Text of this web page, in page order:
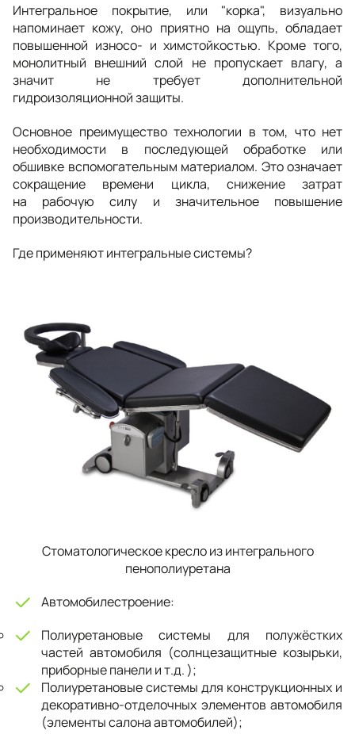
Интегральное покрытие, или "корка", визуально
напоминает кожу, оно приятно на ощупь, обладает
повышенной износо- и химстойкостью. Кроме того,
монолитный внешний слой не пропускает влагу, а
значит не требует дополнительной
гидроизоляционной защиты.
Основное преимущество технологии в том, что нет
необходимости в последующей обработке или
обшивке вспомогательным материалом. Это означает
сокращение времени цикла, снижение затрат
на рабочую силу и значительное повышение
производительности.
Где применяют интегральные системы?
Стоматологическое кресло из интегрального
пенополиуретана
Автомобилестроение:
Полиуретановые системы для полужёстких
частей автомобиля (солнцезащитные козырьки,
приборные панели и т.д. );
Полиуретановые системы для конструкционных и
декоративно-отделочных элементов автомобиля
(элементы салона автомобилей);